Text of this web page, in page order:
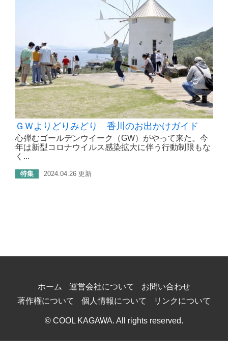
ＧＷよりどりみどり 香川のお出かけガイド
心弾むゴールデンウイーク（GW）がやって来た。今
年は新型コロナウイルス感染拡大に伴う行動制限もな
く...
特集 2024.04.26 更新
ホーム 運営会社について
お問い合わせ
著作権について
個人情報について リンクについて
© COOL KAGAWA. All rights reserved.